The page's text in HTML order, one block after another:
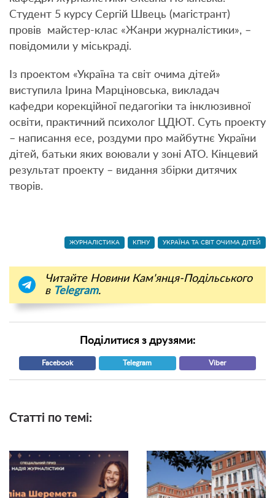
Студент 5 курсу Сергій Швець (магістрант)
провів майстер-клас «Жанри журналістики», –
повідомили у міськраді.
Із проектом «Україна та світ очима дітей»
виступила Ірина Марціновська, викладач
кафедри корекційної педагогіки та інклюзивної
освіти, практичний психолог ЦДЮТ. Суть проекту
– написання есе, роздуми про майбутнє України
дітей, батьки яких воювали у зоні АТО. Кінцевий
результат проекту – видання збірки дитячих
творів.
ЖУРНАЛІСТИКА КПНУ УКРАЇНА ТА СВІТ ОЧИМА ДІТЕЙ
Читайте Новини Кам'янця-Подільського
в Telegram.
Поділитися з друзями:
Facebook Telegram Viber
Статті по темі: